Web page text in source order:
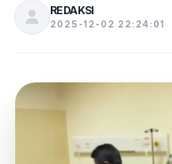
REDAKSI
2025-12-02 22:24:01